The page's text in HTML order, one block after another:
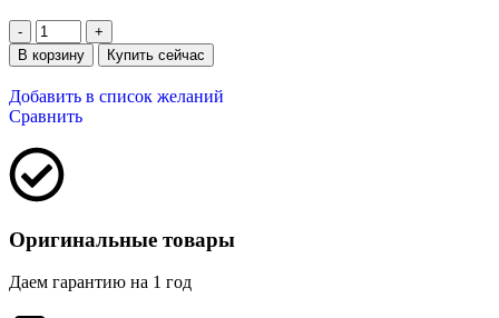
В корзину Купить сейчас
Добавить в список желаний
Сравнить
Оригинальные товары
Даем гарантию на 1 год